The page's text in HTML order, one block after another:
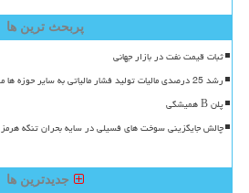
پربحث ترین ها
ثبات قیمت نفت در بازار جهانی
رشد 25 درصدی مالیات تولید فشار مالیاتی به سایر حوزه ها منتقل شد
پلن B همیشگی
چالش جایگزینی سوخت های فسیلی در سایه بحران تنگه هرمز
جدیدترین ها